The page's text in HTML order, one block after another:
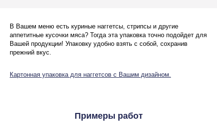
В Вашем меню есть куриные наггетсы, стрипсы и другие
аппетитные кусочки мяса? Тогда эта упаковка точно подойдет для
Вашей продукции! Упаковку удобно взять с собой, сохранив
прежний вкус.
Картонная упаковка для наггетсов с Вашим дизайном.
Примеры работ